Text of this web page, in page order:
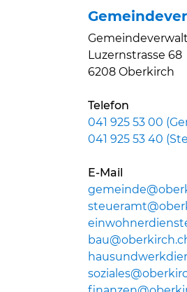
Luzernstrasse 68
6208 Oberkirch
Telefon
041 925 53 00
041 925 53 40
E-Mail